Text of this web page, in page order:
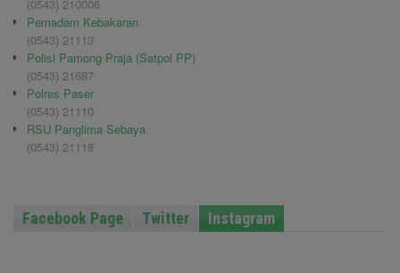
(0543) 210006
Pemadam Kebakaran
(0543) 21113
Polisi Pamong Praja (Satpol PP)
(0543) 21687
Polres Paser
(0543) 21110
RSU Panglima Sebaya
(0543) 21118
Facebook Page Twitter Instagram